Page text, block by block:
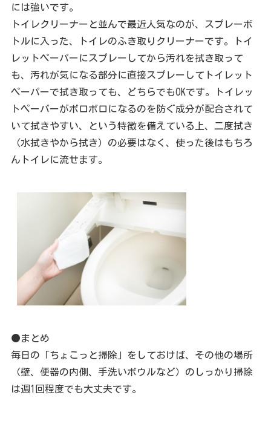
には強いです。
トイレクリーナーと並んで最近人気なのが、スプレーボ
トルに入った、トイレのふき取りクリーナーです。トイ
レットペーパーにスプレーしてから汚れを拭き取って
も、汚れが気になる部分に直接スプレーしてトイレット
ペーパーで拭き取っても、どちらでもOKです。トイレッ
トペーパーがボロボロになるのを防ぐ成分が配合されて
いて拭きやすい、という特徴を備えている上、二度拭き
（水拭きやから拭き）の必要はなく、使った後はもちろ
んトイレに流せます。
●まとめ
毎日の「ちょこっと掃除」をしておけば、その他の場所
（壁、便器の内側、手洗いボウルなど）のしっかり掃除
は週1回程度でも大丈夫です。